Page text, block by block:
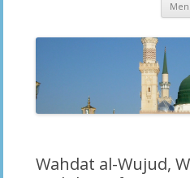
Wahdat al-Wujud,